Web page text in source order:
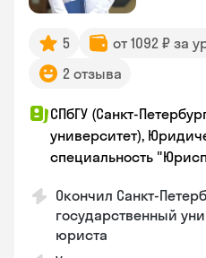
5 от 1092 ₽ за
2 отзыва
СПбГУ (Санкт-
университет),
специальность
Окончил Санкт-
государственный
юриста